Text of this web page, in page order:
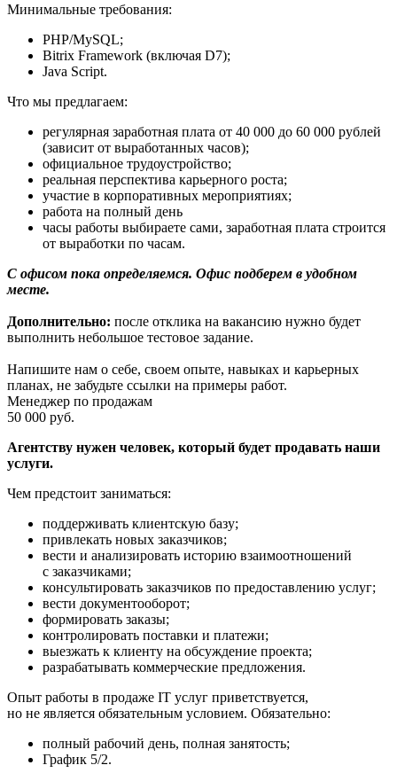
Минимальные требования:
PHP/MySQL;
Bitrix Framework (включая D7);
Java Script.
Что мы предлагаем:
регулярная заработная плата от 40 000 до 60 000 рублей
(зависит от выработанных часов);
официальное трудоустройство;
реальная перспектива карьерного роста;
участие в корпоративных мероприятиях;
работа на полный день
часы работы выбираете сами, заработная плата строится
от выработки по часам.
С офисом пока определяемся. Офис подберем в удобном
месте.
Дополнительно: после отклика на вакансию нужно будет
выполнить небольшое тестовое задание.
Напишите нам о себе, своем опыте, навыках и карьерных
планах, не забудьте ссылки на примеры работ.
Менеджер по продажам
50 000 руб.
Агентству нужен человек, который будет продавать наши
услуги.
Чем предстоит заниматься:
поддерживать клиентскую базу;
привлекать новых заказчиков;
вести и анализировать историю взаимоотношений
с заказчиками;
консультировать заказчиков по предоставлению услуг;
вести документооборот;
формировать заказы;
контролировать поставки и платежи;
выезжать к клиенту на обсуждение проекта;
разрабатывать коммерческие предложения.
Опыт работы в продаже IT услуг приветствуется,
но не является обязательным условием. Обязательно:
полный рабочий день, полная занятость;
График 5/2.